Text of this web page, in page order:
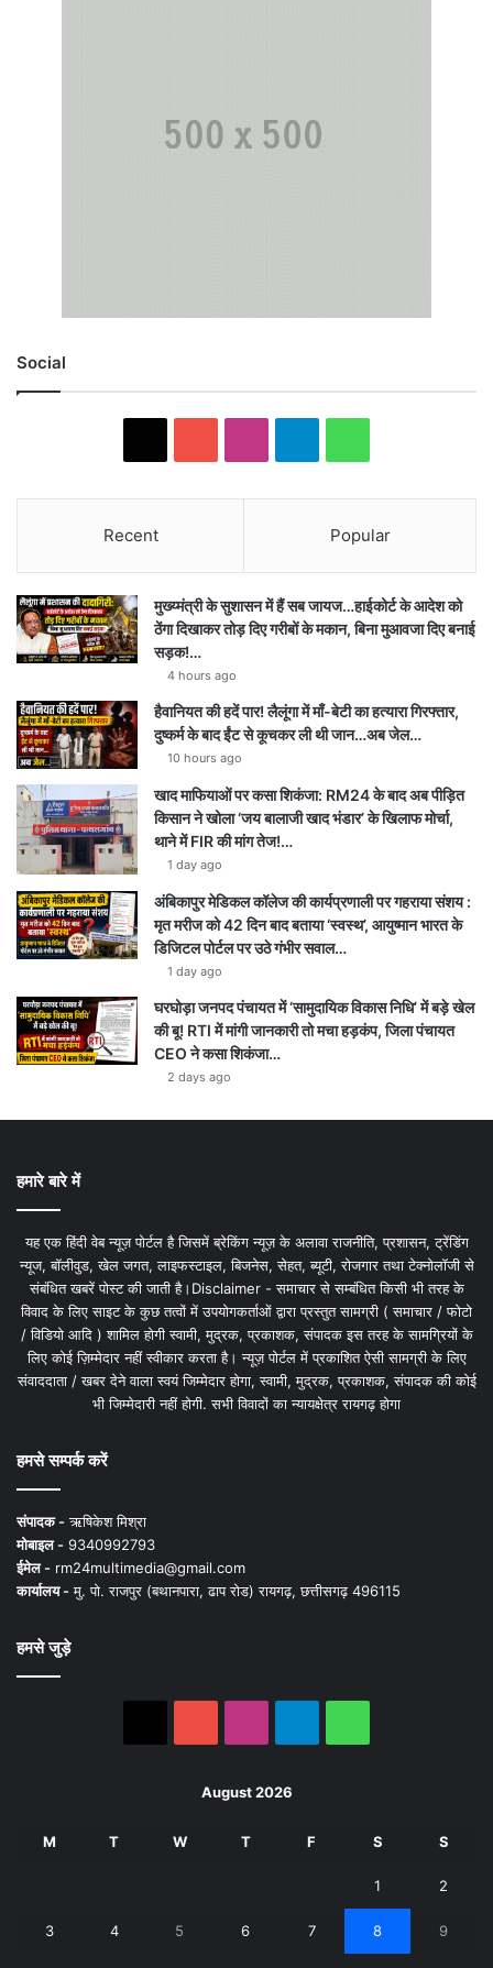
Social
Recent Popular
मुख्य्मंत्री के सुशासन में हैं सब जायज…हाईकोर्ट के आदेश को
ठेंगा दिखाकर तोड़ दिए गरीबों के मकान, बिना मुआवजा दिए बनाई
सड़क!…
4 hours ago
हैवानियत की हदें पार! लैलूंगा में माँ-बेटी का हत्यारा गिरफ्तार,
दुष्कर्म के बाद ईंट से कूचकर ली थी जान…अब जेल…
10 hours ago
खाद माफियाओं पर कसा शिकंजा: RM24 के बाद अब पीड़ित
किसान ने खोला ‘जय बालाजी खाद भंडार’ के खिलाफ मोर्चा,
थाने में FIR की मांग तेज!…
1 day ago
अंबिकापुर मेडिकल कॉलेज की कार्यप्रणाली पर गहराया संशय :
मृत मरीज को 42 दिन बाद बताया ‘स्वस्थ’, आयुष्मान भारत के
डिजिटल पोर्टल पर उठे गंभीर सवाल…
1 day ago
घरघोड़ा जनपद पंचायत में ‘सामुदायिक विकास निधि’ में बड़े खेल
की बू! RTI में मांगी जानकारी तो मचा हड़कंप, जिला पंचायत
CEO ने कसा शिकंजा…
2 days ago
हमारे बारे में
यह एक हिंदी वेब न्यूज़ पोर्टल है जिसमें ब्रेकिंग न्यूज़ के अलावा राजनीति, प्रशासन, ट्रेंडिंग
न्यूज, बॉलीवुड, खेल जगत, लाइफस्टाइल, बिजनेस, सेहत, ब्यूटी, रोजगार तथा टेक्नोलॉजी से
संबंधित खबरें पोस्ट की जाती है।Disclaimer - समाचार से सम्बंधित किसी भी तरह के
विवाद के लिए साइट के कुछ तत्वों में उपयोगकर्ताओं द्वारा प्रस्तुत सामग्री ( समाचार / फोटो
/ विडियो आदि ) शामिल होगी स्वामी, मुद्रक, प्रकाशक, संपादक इस तरह के सामग्रियों के
लिए कोई ज़िम्मेदार नहीं स्वीकार करता है। न्यूज़ पोर्टल में प्रकाशित ऐसी सामग्री के लिए
संवाददाता / खबर देने वाला स्वयं जिम्मेदार होगा, स्वामी, मुद्रक, प्रकाशक, संपादक की कोई
भी जिम्मेदारी नहीं होगी. सभी विवादों का न्यायक्षेत्र रायगढ़ होगा
हमसे सम्पर्क करें
संपादक -ऋषिकेश मिश्रा
मोबाइल - 9340992793
ईमेल - rm24multimedia@gmail.com
कार्यालय -मु. पो. राजपुर (बथानपारा, ढाप रोड) रायगढ़, छत्तीसगढ़ 496115
हमसे जुड़े
August 2026
M T W T F S S
1 2
3 4 5 6 7 8 9